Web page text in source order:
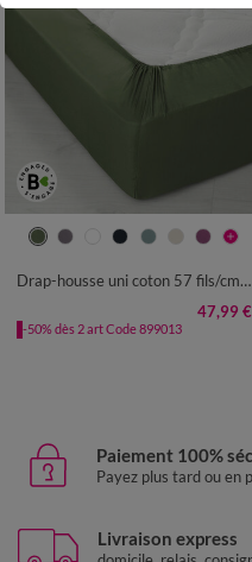
Drap-housse uni coton 57 fils/cm² - bonnet 32 cm
47,99 €
-50% dès 2 art Code 899013
Paiement 100%
Payez plus tard ou en
Livraison express